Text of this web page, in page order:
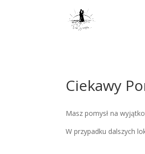
Ciekawy
Masz pomysł na
W przypadku dalszych